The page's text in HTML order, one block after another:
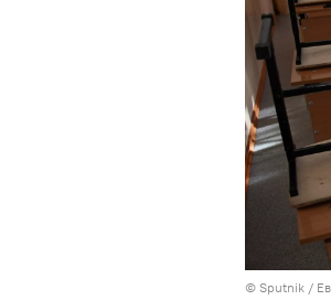
© Sputnik /